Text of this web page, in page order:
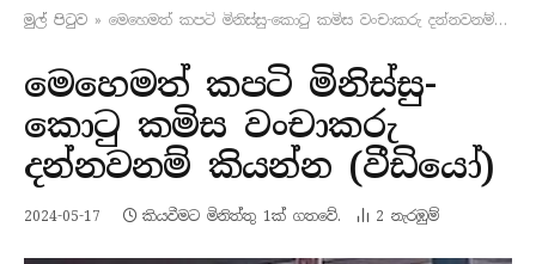
මුල් පිටු​ව » මෙහෙමත් කපටි මිනිස්සු-කොටු කමිස වංචාකරු දන්නවනම් කියන්න (වීඩියෝ)
මෙහෙමත් කපටි මිනිස්සු-
කොටු කමිස වංචාකරු
දන්නවනම් කියන්න (වීඩියෝ)
2024-05-17 කියවීමට මිනිත්තු 1ක් ගතවේ. 2 නැරඹු​ම්